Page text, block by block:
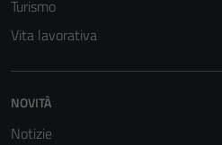
Turismo
Vita lavorativa
NOVITÀ
Notizie